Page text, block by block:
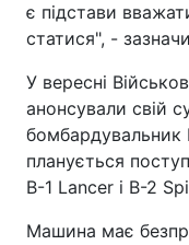
є підстави
статися", -
У вересні
анонсували свій
бомбардувальник
планується
B-1 Lancer і B-2
Машина має